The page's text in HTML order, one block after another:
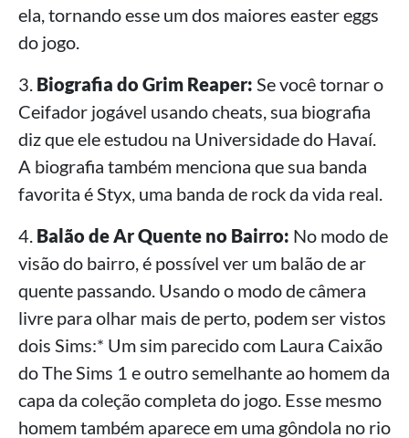
ela, tornando esse um dos maiores easter eggs
do jogo.
3. Biografia do Grim Reaper: Se você tornar o
Ceifador jogável usando cheats, sua biografia
diz que ele estudou na Universidade do Havaí.
A biografia também menciona que sua banda
favorita é Styx, uma banda de rock da vida real.
4. Balão de Ar Quente no Bairro: No modo de
visão do bairro, é possível ver um balão de ar
quente passando. Usando o modo de câmera
livre para olhar mais de perto, podem ser vistos
dois Sims:* Um sim parecido com Laura Caixão
do The Sims 1 e outro semelhante ao homem da
capa da coleção completa do jogo. Esse mesmo
homem também aparece em uma gôndola no rio